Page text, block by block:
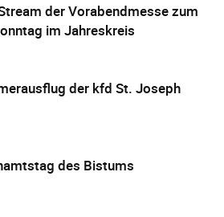
der Vorabendmesse zum
im Jahreskreis
der kfd St. Joseph
des Bistums